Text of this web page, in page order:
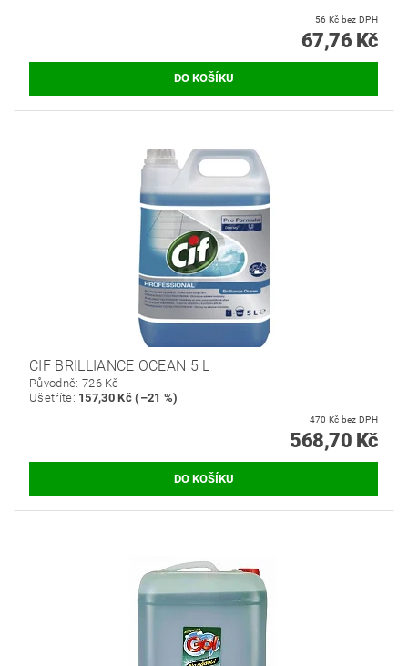
56 Kč bez DPH
67,76 Kč
CIF BRILLIANCE OCEAN 5 L
Původně: 726 Kč
Ušetříte: 157,30 Kč (–21 %)
470 Kč bez DPH
568,70 Kč